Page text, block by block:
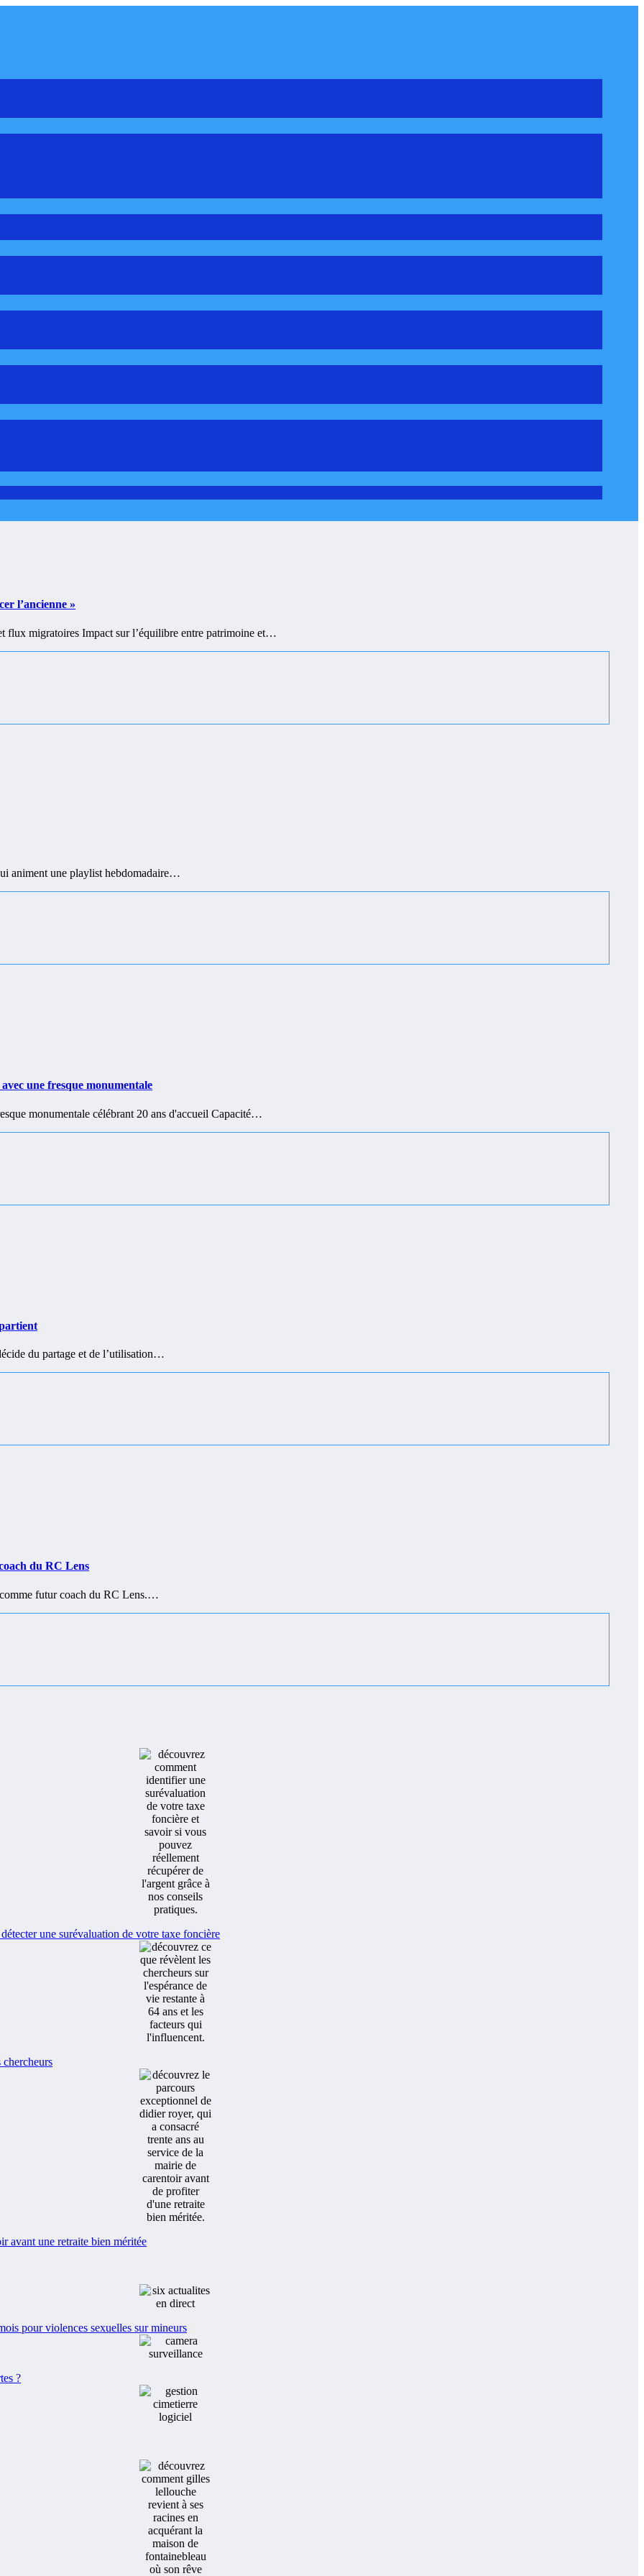
l’ancienne »
flux migratoires Impact sur l’équilibre entre patrimoine et…
animent une playlist hebdomadaire…
une fresque monumentale
monumentale célébrant 20 ans d'accueil Capacité…
du partage et de l’utilisation…
du RC Lens
futur coach du RC Lens.…
une surévaluation de votre taxe foncière
chercheurs
avant une retraite bien méritée
pour violences sexuelles sur mineurs
?